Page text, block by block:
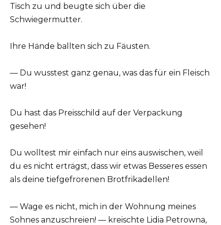
Tisch zu und beugte sich über die
Schwiegermutter.
Ihre Hände ballten sich zu Fäusten.
— Du wusstest ganz genau, was das für ein Fleisch
war!
Du hast das Preisschild auf der Verpackung
gesehen!
Du wolltest mir einfach nur eins auswischen, weil
du es nicht erträgst, dass wir etwas Besseres essen
als deine tiefgefrorenen Brotfrikadellen!
— Wage es nicht, mich in der Wohnung meines
Sohnes anzuschreien! — kreischte Lidia Petrowna,